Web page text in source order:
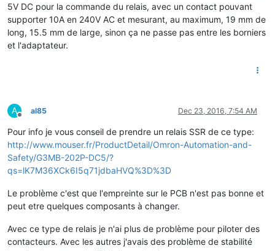
5V DC pour la commande du relais, avec un contact pouvant
supporter 10A en 240V AC et mesurant, au maximum, 19 mm de
long, 15.5 mm de large, sinon ça ne passe pas entre les borniers
et l'adaptateur.
A
Offline
al85 Dec 23, 2016, 7:54 AM
Pour info je vous conseil de prendre un relais SSR de ce type:
http://www.mouser.fr/ProductDetail/Omron-Automation-and-
Safety/G3MB-202P-DC5/?
qs=lK7M36XCk6I5q71jdbaHVQ%3D%3D
Le problème c'est que l'empreinte sur le PCB n'est pas bonne et
peut etre quelques composants à changer.
Avec ce type de relais je n'ai plus de problème pour piloter des
contacteurs. Avec les autres j'avais des problème de stabilité